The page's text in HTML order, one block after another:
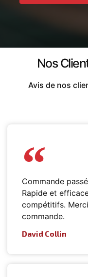
Nos
Avis de nos
Commande
Rapide et
compétitifs.
commande.
David Collin